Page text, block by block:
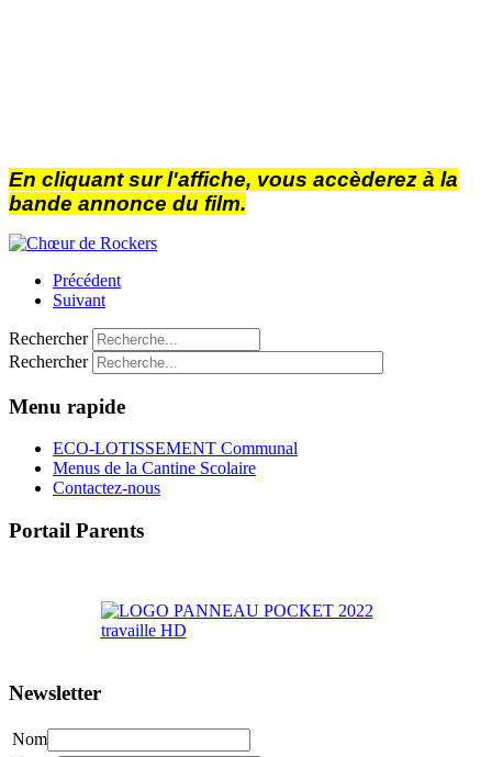
En cliquant sur l'affiche, vous accèderez à la
bande annonce du film.
Précédent
Suivant
Rechercher
Rechercher
Menu rapide
ECO-LOTISSEMENT Communal
Menus de la Cantine Scolaire
Contactez-nous
Portail Parents
Newsletter
Nom